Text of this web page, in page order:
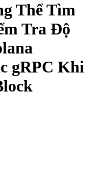
Thể Tìm
Tra Độ
gRPC Khi